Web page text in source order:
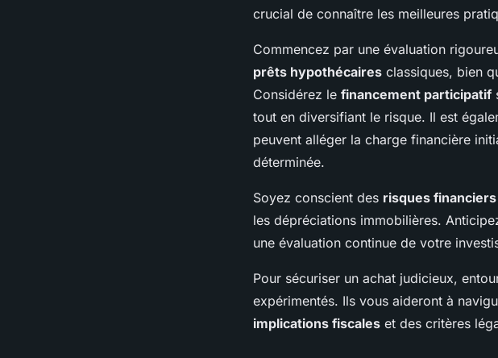
crucial de connaître les meilleures
Commencez par une évaluation
prêts hypothécaires classiques, bien
Considérez le financement participatif
tout en diversifiant le risque. Il est
peuvent alléger la charge financière
déterminée.
Soyez conscient des risques financiers
les dépréciations immobilières.
une évaluation continue de votre
Pour sécuriser un achat judicieux,
expérimentés. Ils vous aideront à
implications fiscales et des critères